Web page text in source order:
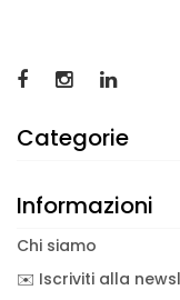
Categorie
Informazioni
Chi siamo
✉️ Iscriviti alla